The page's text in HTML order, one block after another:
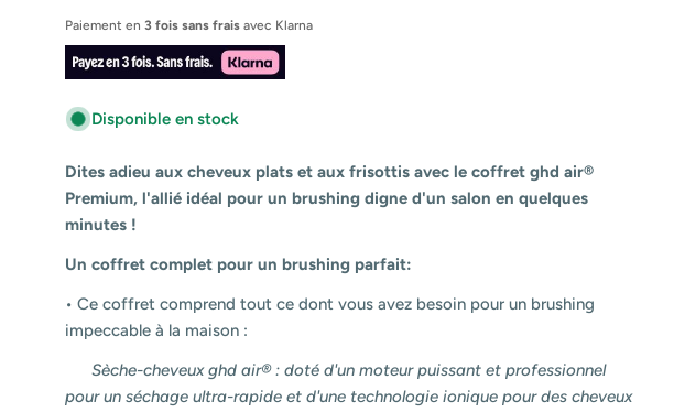
Paiement en3 fois sans frais avec Klarna
Disponible en stock
Dites adieu aux cheveux plats et aux frisottis avec le coffret ghd air®
Premium, l'allié idéal pour un brushing digne d'un salon en quelques
minutes !
Un coffret complet pour un brushing parfait:
• Ce coffret comprend tout ce dont vous avez besoin pour un brushing
impeccable à la maison :
Sèche-cheveux ghd air® : doté d'un moteur puissant et professionnel
pour un séchage ultra-rapide et d'une technologie ionique pour des cheveux